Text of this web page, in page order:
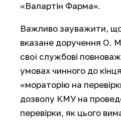
«Валартін Фарма».
Важливо зауважити,
вказане доручення О.
свої службові
умовах чинного до
«мораторію на
дозволу КМУ на
перевірки, як цього